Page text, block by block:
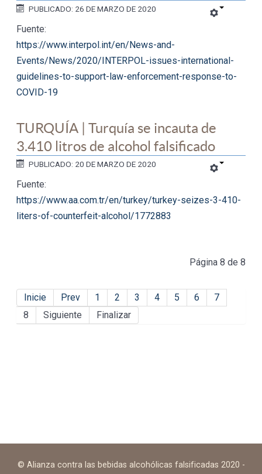
PUBLICADO: 26 DE MARZO DE 2020
Fuente:
https://www.interpol.int/en/News-and-
Events/News/2020/INTERPOL-issues-international-
guidelines-to-support-law-enforcement-response-to-
COVID-19
TURQUÍA | Turquía se incauta de
3.410 litros de alcohol falsificado
PUBLICADO: 20 DE MARZO DE 2020
Fuente:
https://www.aa.com.tr/en/turkey/turkey-seizes-3-410-
liters-of-counterfeit-alcohol/1772883
Página 8 de 8
Inicie Prev 1 2 3 4 5 6
7
8
Siguiente Finalizar
© Alianza contra las bebidas alcohólicas falsificadas 2020 -